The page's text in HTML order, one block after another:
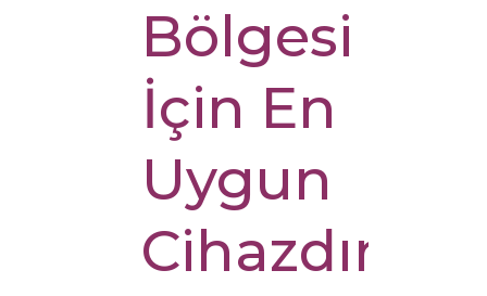
Bölgesi
İçin En
Uygun
Cihazdır?